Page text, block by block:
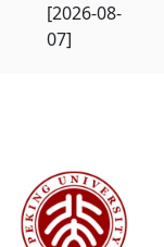
[2026-08-
07]